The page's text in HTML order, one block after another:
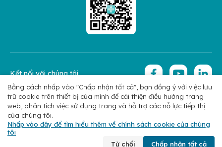
Chính sách bảo mật Copyright 2026 © Hoan My Corporation
Kết nối với chúng tôi
Đặt lịch Liên hệ
Bằng cách nhấp vào "Chấp nhận tất cả", bạn đồng ý với việc lưu
trữ cookie trên thiết bị của mình để cải thiện điều hướng trang
web, phân tích việc sử dụng trang và hỗ trợ các nỗ lực tiếp thị
của chúng tôi.
Nhấp vào đây để tìm hiểu thêm về chính sách cookie của chúng
tôi
Từ chối
Chấp nhận tất cả